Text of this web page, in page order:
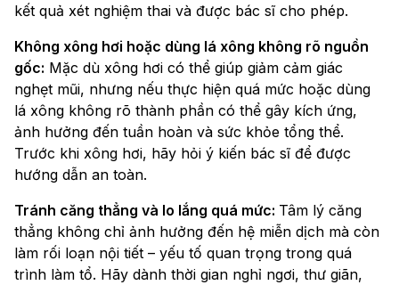
kết quả xét nghiệm thai và được bác sĩ cho phép.
Không xông hơi hoặc dùng lá xông không rõ nguồn
gốc: Mặc dù xông hơi có thể giúp giảm cảm giác
nghẹt mũi, nhưng nếu thực hiện quá mức hoặc dùng
lá xông không rõ thành phần có thể gây kích ứng,
ảnh hưởng đến tuần hoàn và sức khỏe tổng thể.
Trước khi xông hơi, hãy hỏi ý kiến bác sĩ để được
hướng dẫn an toàn.
Tránh căng thẳng và lo lắng quá mức: Tâm lý căng
thẳng không chỉ ảnh hưởng đến hệ miễn dịch mà còn
làm rối loạn nội tiết – yếu tố quan trọng trong quá
trình làm tổ. Hãy dành thời gian nghỉ ngơi, thư giãn,